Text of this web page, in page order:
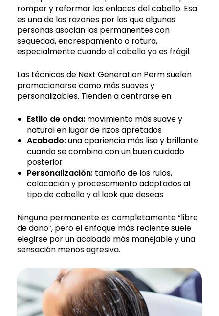
romper y reformar los enlaces del cabello. Esa
es una de las razones por las que algunas
personas asocian las permanentes con
sequedad, encrespamiento o rotura,
especialmente cuando el cabello ya es frágil.
Las técnicas de Next Generation Perm suelen
promocionarse como más suaves y
personalizables. Tienden a centrarse en:
Estilo de onda: movimiento más suave y
natural en lugar de rizos apretados
Acabado:una apariencia más lisa y brillante
cuando se combina con un buen cuidado
posterior
Personalización: tamaño de los rulos,
colocación y procesamiento adaptados al
tipo de cabello y al look que deseas
Ninguna permanente es completamente “libre
de daño”, pero el enfoque más reciente suele
elegirse por un acabado más manejable y una
sensación menos agresiva.